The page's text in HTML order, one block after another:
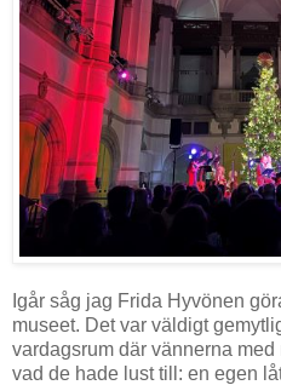
Igår såg jag Frida Hyvönen
museet. Det var väldigt
vardagsrum där vännerna
vad de hade lust till: en egen